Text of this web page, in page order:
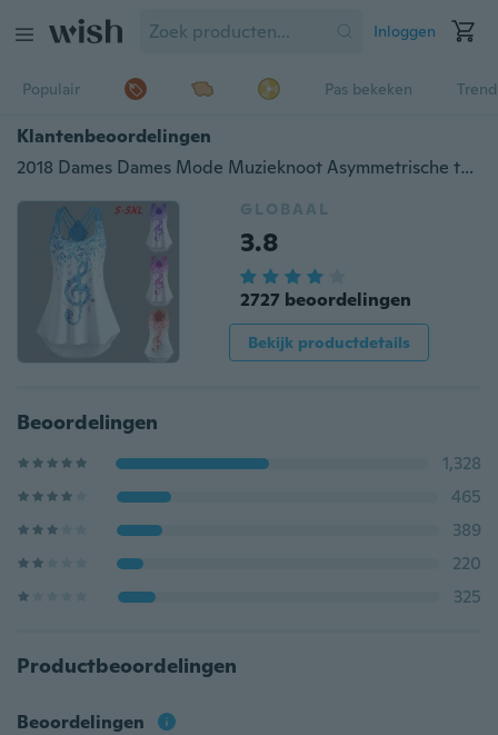
Inloggen
Populair Pas bekeken
Klantenbeoordelingen
2018 Dames Dames Mode Muzieknoot Asymmetrische tanktop
GLOBAAL
3.8
2727 beoordelingen
Bekijk productdetails
Beoordelingen
1,328
465
389
220
325
Productbeoordelingen
Beoordelingen